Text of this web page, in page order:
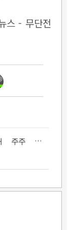
스 - 무단전
주 된다